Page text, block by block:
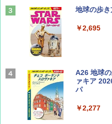
山と溪谷
￥1,540
Coyote
￥1,540
地球の歩
￥2,695
A26 地球
ァキア
パ
￥2,277